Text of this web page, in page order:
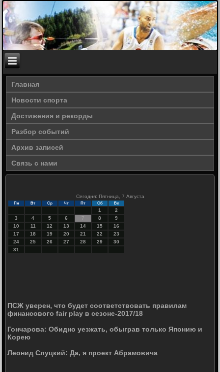
Главная
Новости спорта
Достижения и рекорды
Разбор событий
Архив записей
Связь с нами
Сегодня: Пятница, 7 Августа
Пн Вт Ср Чт Пт Сб Вс
1
2
3
4 5 6 7 8
9
10
11 12 13 14 15
16
17
18 19 20 21 22
23
24
25 26 27 28 29
30
31
ПСЖ уверен, что будет соответствовать правилам
финансового fair play в сезоне-2017/18
Гончарова: Обидно уезжать, обыграв только Японию и
Корею
Леонид Слуцкий: Да, я проект Абрамовича